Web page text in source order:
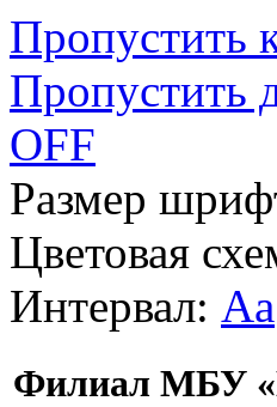
Пропустить
Пропустить
OFF
Размер
Цветовая
Интервал: Aa
Филиал МБУ